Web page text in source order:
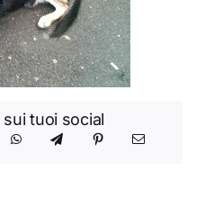
tuoi social